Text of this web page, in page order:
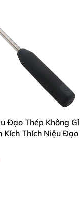
Đạo Thép Không Gỉ
Kích Thích Niệu Đạo